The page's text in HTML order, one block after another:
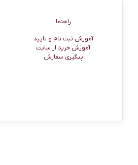
راهنما
آموزش ثبت نام و تایید
آموزش خرید از سایت
پیگیری سفارش